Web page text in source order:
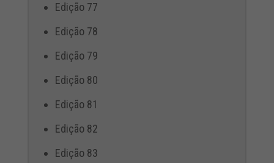
Edição 77
Edição 78
Edição 79
Edição 80
Edição 81
Edição 82
Edição 83